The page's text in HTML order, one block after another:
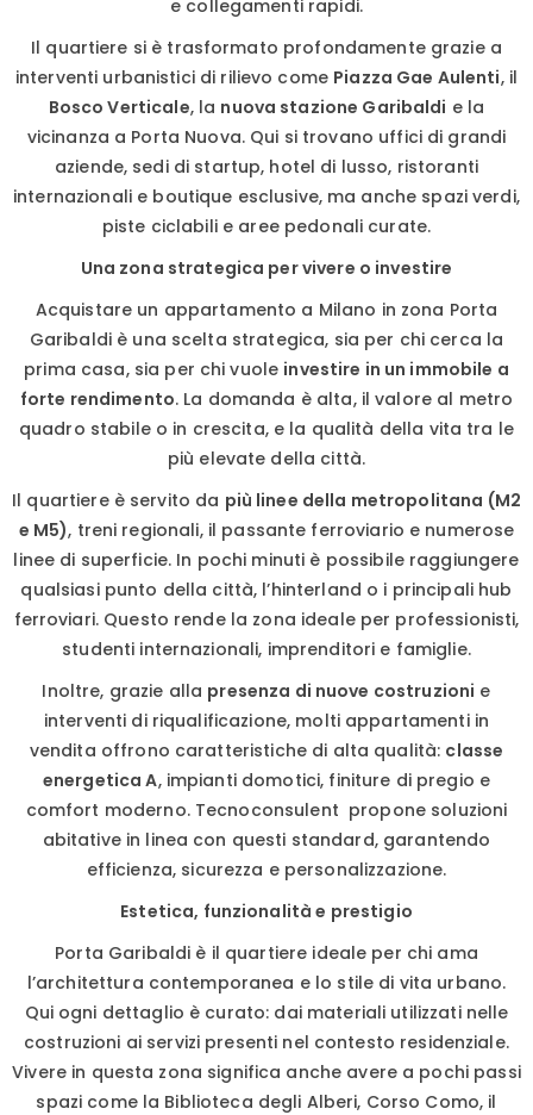
e collegamenti rapidi.
Il quartiere si è trasformato profondamente grazie a
interventi urbanistici di rilievo come Piazza Gae Aulenti, il
Bosco Verticale, la nuova stazione Garibaldi e la
vicinanza a Porta Nuova. Qui si trovano uffici di grandi
aziende, sedi di startup, hotel di lusso, ristoranti
internazionali e boutique esclusive, ma anche spazi verdi,
piste ciclabili e aree pedonali curate.
Una zona strategica per vivere o investire
Acquistare un appartamento a Milano in zona Porta
Garibaldi è una scelta strategica, sia per chi cerca la
prima casa, sia per chi vuole investire in un immobile a
forte rendimento. La domanda è alta, il valore al metro
quadro stabile o in crescita, e la qualità della vita tra le
più elevate della città.
Il quartiere è servito da più linee della metropolitana (M2
e M5), treni regionali, il passante ferroviario e numerose
linee di superficie. In pochi minuti è possibile raggiungere
qualsiasi punto della città, l’hinterland o i principali hub
ferroviari. Questo rende la zona ideale per professionisti,
studenti internazionali, imprenditori e famiglie.
Inoltre, grazie alla presenza di nuove costruzioni e
interventi di riqualificazione, molti appartamenti in
vendita offrono caratteristiche di alta qualità: classe
energetica A, impianti domotici, finiture di pregio e
comfort moderno. Tecnoconsulent propone soluzioni
abitative in linea con questi standard, garantendo
efficienza, sicurezza e personalizzazione.
Estetica, funzionalità e prestigio
Porta Garibaldi è il quartiere ideale per chi ama
l’architettura contemporanea e lo stile di vita urbano.
Qui ogni dettaglio è curato: dai materiali utilizzati nelle
costruzioni ai servizi presenti nel contesto residenziale.
Vivere in questa zona significa anche avere a pochi passi
spazi come la Biblioteca degli Alberi, Corso Como, il